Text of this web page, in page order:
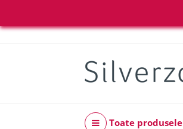
Toate produsele